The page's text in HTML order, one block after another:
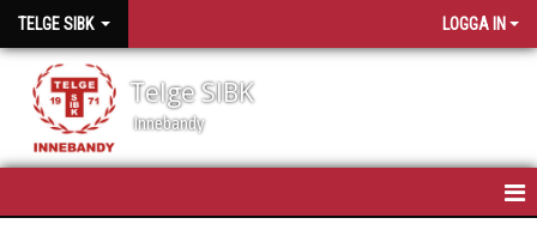
TELGE SIBK LOGGA IN
Telge SIBK
Innebandy